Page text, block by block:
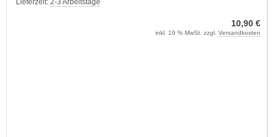
Lieferzeit: 2-3 Arbeitstage
10,90 €
inkl. 19 % MwSt. zzgl. Versandkosten